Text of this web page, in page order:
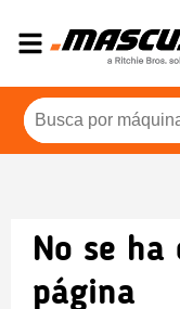
No se ha
página